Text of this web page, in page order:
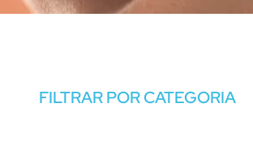
FILTRAR POR CATEGORIA